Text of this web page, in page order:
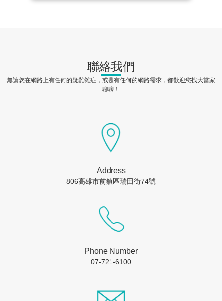
聯絡我們
無論您在網路上有任何的疑難雜症，或是有任何的網路需求，都歡迎您找大當家
聊聊！
Address
806高雄市前鎮區瑞田街74號
Phone Number
07-721-6100